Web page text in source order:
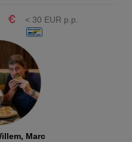
< 30 EUR p.p.
Marc